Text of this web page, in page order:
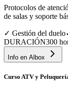
Protocolos de
de salas y soporte
✓ Gestión del duelo
DURACIÓN300
Info en Albox
Curso ATV y